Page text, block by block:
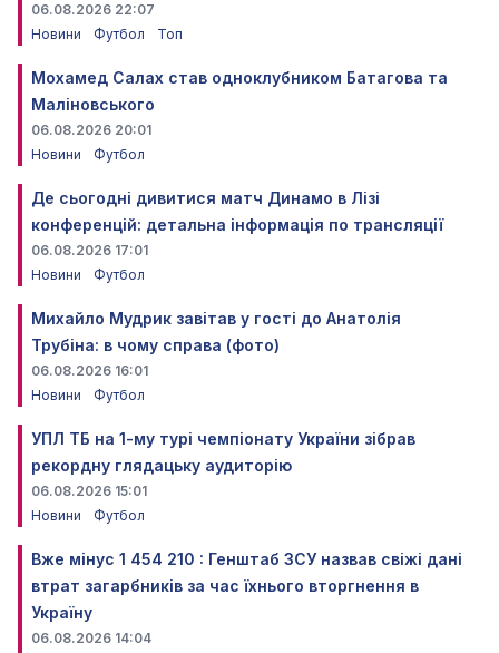
06.08.2026 22:07
Новини
Футбол Топ
Мохамед Салах став одноклубником Батагова та
Маліновського
06.08.2026 20:01
Новини
Футбол
Де сьогодні дивитися матч Динамо в Лізі
конференцій: детальна інформація по трансляції
06.08.2026 17:01
Новини
Футбол
Михайло Мудрик завітав у гості до Анатолія
Трубіна: в чому справа (фото)
06.08.2026 16:01
Новини
Футбол
УПЛ ТБ на 1-му турі чемпіонату України зібрав
рекордну глядацьку аудиторію
06.08.2026 15:01
Новини
Футбол
Вже мінус 1 454 210 : Генштаб ЗСУ назвав свіжі дані
втрат загарбників за час їхнього вторгнення в
Україну
06.08.2026 14:04